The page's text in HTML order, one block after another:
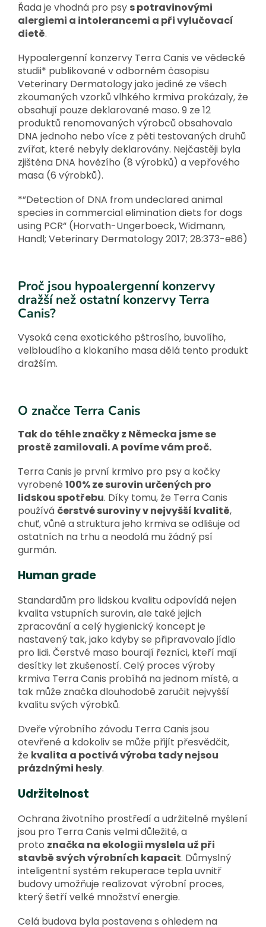
Řada je vhodná pro psy s potravinovými
alergiemi a intolerancemi a při vylučovací
dietě.
Hypoalergenní konzervy Terra Canis ve vědecké
studii* publikované v odborném časopisu
Veterinary Dermatology jako jediné ze všech
zkoumaných vzorků vlhkého krmiva prokázaly, že
obsahují pouze deklarované maso. 9 ze 12
produktů renomovaných výrobců obsahovalo
DNA jednoho nebo více z pěti testovaných druhů
zvířat, které nebyly deklarovány. Nejčastěji byla
zjištěna DNA hovězího (8 výrobků) a vepřového
masa (6 výrobků).
*”Detection of DNA from undeclared animal
species in commercial elimination diets for dogs
using PCR“ (Horvath-Ungerboeck, Widmann,
Handl; Veterinary Dermatology 2017; 28:373-e86)
Proč jsou hypoalergenní konzervy
dražší než ostatní konzervy Terra
Canis?
Vysoká cena exotického pštrosího, buvolího,
velbloudího a klokaního masa dělá tento produkt
dražším.
O značce Terra Canis
Tak do téhle značky z Německa jsme se
prostě zamilovali. A povíme vám proč.
Terra Canis je první krmivo pro psy a kočky
vyrobené 100% ze surovin určených pro
lidskou spotřebu. Díky tomu, že Terra Canis
používá čerstvé suroviny v nejvyšší kvalitě,
chuť, vůně a struktura jeho krmiva se odlišuje od
ostatních na trhu a neodolá mu žádný psí
gurmán.
Human grade
Standardům pro lidskou kvalitu odpovídá nejen
kvalita vstupních surovin, ale také jejich
zpracování a celý hygienický koncept je
nastavený tak, jako kdyby se připravovalo jídlo
pro lidi. Čerstvé maso bourají řezníci, kteří mají
desítky let zkušeností. Celý proces výroby
krmiva Terra Canis probíhá na jednom místě, a
tak může značka dlouhodobě zaručit nejvyšší
kvalitu svých výrobků.
Dveře výrobního závodu Terra Canis jsou
otevřené a kdokoliv se může přijít přesvědčit,
že kvalita a poctivá výroba tady nejsou
prázdnými hesly.
Udržitelnost
Ochrana životního prostředí a udržitelné myšlení
jsou pro Terra Canis velmi důležité, a
proto značka na ekologii myslela už při
stavbě svých výrobních kapacit. Důmyslný
inteligentní systém rekuperace tepla uvnitř
budovy umožňuje realizovat výrobní proces,
který šetří velké množství energie.
Celá budova byla postavena s ohledem na